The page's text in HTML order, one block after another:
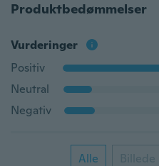
Produktbedømmelser
Vurderinger
Positiv
Neutral
Negativ
Alle Billede